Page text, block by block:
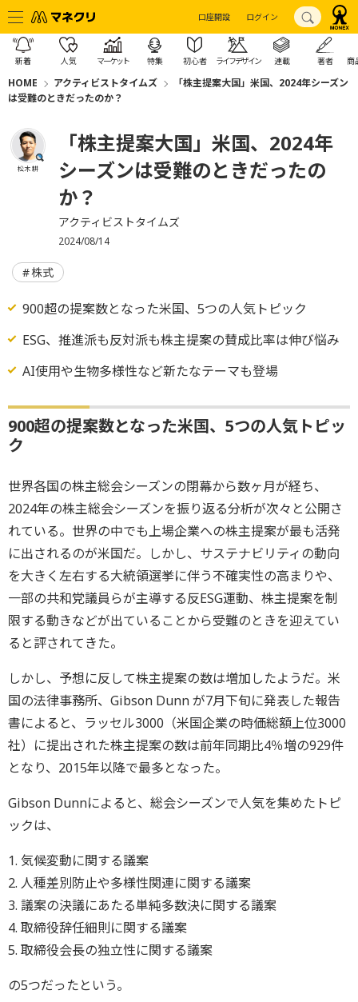
口座開設 ログイン
新着 人気 マーケット 特集 初心者 ライフデザイン 連載 著者 商
HOME アクティビストタイムズ
「株主提案大国」米国、2024年シーズン
は受難のときだったのか？
松木 耕
「株主提案大国」米国、2024年
シーズンは受難のときだったの
か？
アクティビストタイムズ
2024/08/14
株式
900超の提案数となった米国、5つの人気トピック
ESG、推進派も反対派も株主提案の賛成比率は伸び悩み
AI使用や生物多様性など新たなテーマも登場
900超の提案数となった米国、5つの人気トピッ
ク
世界各国の株主総会シーズンの閉幕から数ヶ月が経ち、
2024年の株主総会シーズンを振り返る分析が次々と公開さ
れている。世界の中でも上場企業への株主提案が最も活発
に出されるのが米国だ。しかし、サステナビリティの動向
を大きく左右する大統領選挙に伴う不確実性の高まりや、
一部の共和党議員らが主導する反ESG運動、株主提案を制
限する動きなどが出ていることから受難のときを迎えてい
ると評されてきた。
しかし、予想に反して株主提案の数は増加したようだ。米
国の法律事務所、Gibson Dunn が7月下旬に発表した報告
書によると、ラッセル3000（米国企業の時価総額上位3000
社）に提出された株主提案の数は前年同期比4％増の929件
となり、2015年以降で最多となった。
Gibson Dunnによると、総会シーズンで人気を集めたトピ
ックは、
1. 気候変動に関する議案
2. 人種差別防止や多様性関連に関する議案
3. 議案の決議にあたる単純多数決に関する議案
4. 取締役辞任細則に関する議案
5. 取締役会長の独立性に関する議案
の5つだったという。